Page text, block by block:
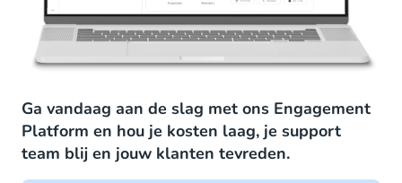
Ga vandaag aan de slag met ons Engagement
Platform en hou je kosten laag, je support
team blij en jouw klanten tevreden.